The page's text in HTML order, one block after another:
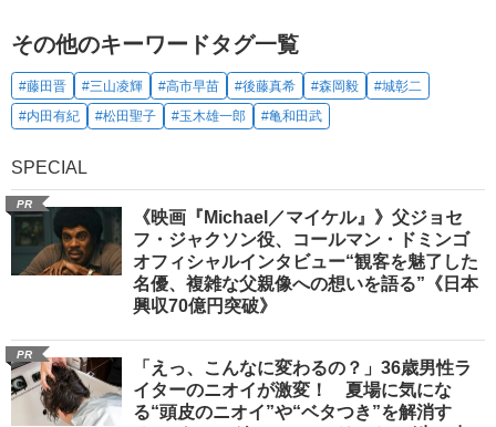
その他のキーワードタグ一覧
#藤田晋 #三山凌輝 #高市早苗 #後藤真希 #森岡毅
#城彰二
#内田有紀
#松田聖子 #玉木雄一郎 #亀和田武
SPECIAL
PR
《映画『Michael／マイケル』》父ジョセ
フ・ジャクソン役、コールマン・ドミンゴ
オフィシャルインタビュー“観客を魅了した
名優、複雑な父親像への想いを語る”《日本
興収70億円突破》
PR
「えっ、こんなに変わるの？」36歳男性ラ
イターのニオイが激変！ 夏場に気にな
る“頭皮のニオイ”や“ベタつき”を解消す